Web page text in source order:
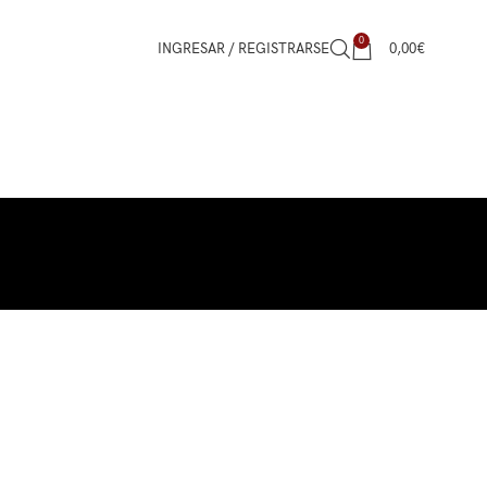
INGRESAR / REGISTRARSE 0 0,00€